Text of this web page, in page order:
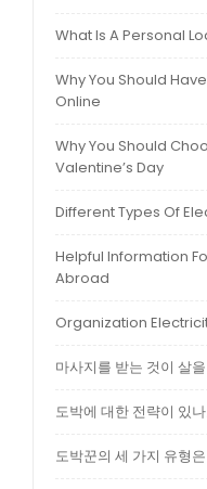
What Is A Personal
Why You Should
Online
Why You Should
Valentine’s Day
Different Types Of
Helpful Information
Abroad
Organization
마사지를 받는 것이 살
도박에 대한 전략이 있
도박꾼의 세 가지 유형